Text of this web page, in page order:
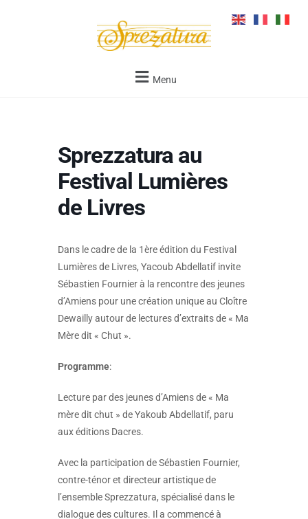
Menu
Sprezzatura au
Festival Lumières
de Livres
Dans le cadre de la 1ère édition du Festival
Lumières de Livres, Yacoub Abdellatif invite
Sébastien Fournier à la rencontre des jeunes
d’Amiens pour une création unique au Cloître
Dewailly autour de lectures d’extraits de « Ma
Mère dit « Chut ».
Programme:
Lecture par des jeunes d’Amiens de « Ma
mère dit chut » de Yakoub Abdellatif, paru
aux éditions Dacres.
Avec la participation de Sébastien Fournier,
contre-ténor et directeur artistique de
l’ensemble Sprezzatura, spécialisé dans le
dialogue des cultures. Il a commencé à